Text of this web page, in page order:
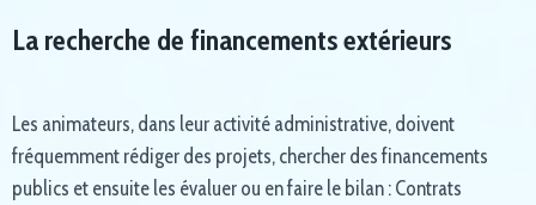
La recherche de financements extérieurs
Les animateurs, dans leur activité administrative, doivent
fréquemment rédiger des projets, chercher des financements
publics et ensuite les évaluer ou en faire le bilan : Contrats